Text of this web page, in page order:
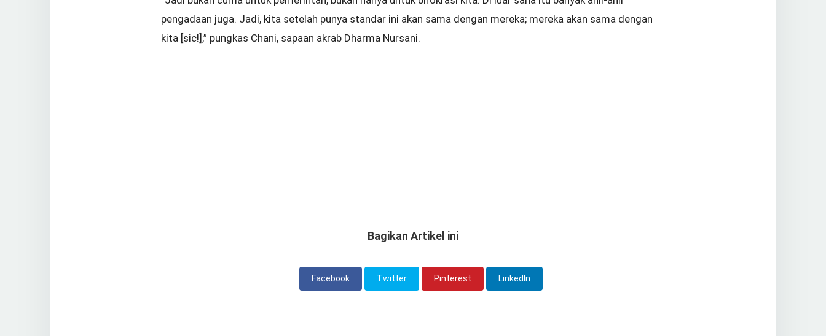
pengadaan juga. Jadi, kita setelah punya standar ini akan sama dengan mereka; mereka akan sama dengan
kita [sic!],” pungkas Chani, sapaan akrab Dharma Nursani.
Bagikan Artikel ini
Facebook Twitter Pinterest LinkedIn